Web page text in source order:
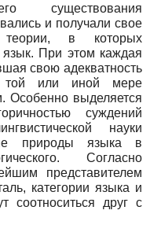
существования
и получали свое
теории, в которых
При этом каждая
свою адекватность
той или иной мере
Особенно выделяется
суждений
науки
природы языка в
Согласно
представителем
категории языка и
соотноситься друг с